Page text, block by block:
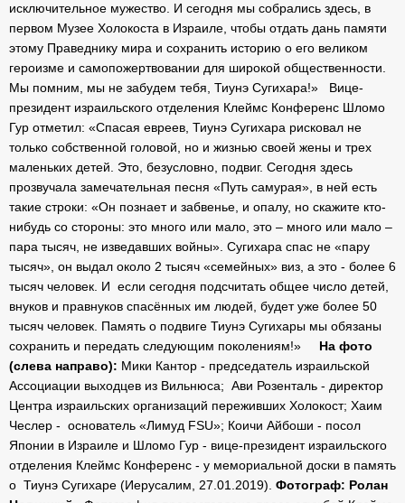
исключительное мужество. И сегодня мы собрались здесь, в
первом Музее Холокоста в Израиле, чтобы отдать дань памяти
этому Праведнику мира и сохранить историю о его великом
героизме и самопожертвовании для широкой общественности.
Мы помним, мы не забудем тебя, Тиунэ Сугихара!»
Вице-
президент израильского отделения Клеймс Конференс Шломо
Гур отметил: «Спасая евреев, Тиунэ Сугихара рисковал не
только собственной головой, но и жизнью своей жены и трех
маленьких детей. Это, безусловно, подвиг. Сегодня здесь
прозвучала замечательная песня «Путь самурая», в ней есть
такие строки: «Он познает и забвенье, и опалу, но скажите кто-
нибудь со стороны: это много или мало, это – много или мало –
пара тысяч, не изведавших войны». Сугихара спас не «пару
тысяч», он выдал около 2 тысяч «семейных» виз, а это - более 6
тысяч человек. И если сегодня подсчитать общее число детей,
внуков и правнуков спасённых им людей, будет уже более 50
тысяч человек. Память о подвиге Тиунэ Сугихары мы обязаны
сохранить и передать следующим поколениям!»
На фото
(слева направо): Мики Кантор - председатель израильской
Ассоциации выходцев из Вильнюса; Ави Розенталь - директор
Центра израильских организаций переживших Холокост; Хаим
Чеслер - основатель «Лимуд FSU»; Коичи Айбоши - посол
Японии в Израиле и Шломо Гур - вице-президент израильского
отделения Клеймс Конференс - у мемориальной доски в память
о Тиунэ Сугихаре (Иерусалим, 27.01.2019). Фотограф: Ролан